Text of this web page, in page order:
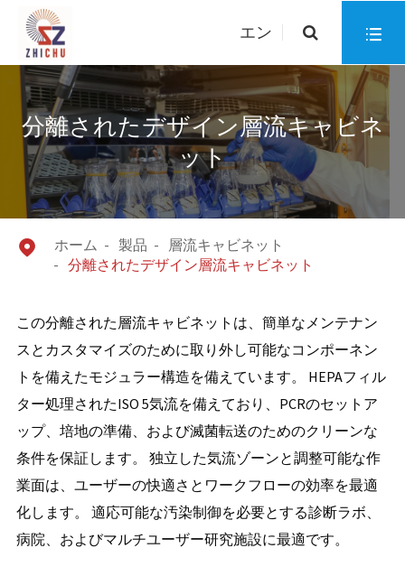
エン 
分離されたデザイン層流キャビネ
ット
 ホーム 製品
層流キャビネット
分離されたデザイン層流キャビネット
この分離された層流キャビネットは、簡単なメンテナン
スとカスタマイズのために取り外し可能なコンポーネン
トを備えたモジュラー構造を備えています。 HEPAフィル
ター処理されたISO 5気流を備えており、PCRのセットア
ップ、培地の準備、および滅菌転送のためのクリーンな
条件を保証します。 独立した気流ゾーンと調整可能な作
業面は、ユーザーの快適さとワークフローの効率を最適
化します。 適応可能な汚染制御を必要とする診断ラボ、
病院、およびマルチユーザー研究施設に最適です。